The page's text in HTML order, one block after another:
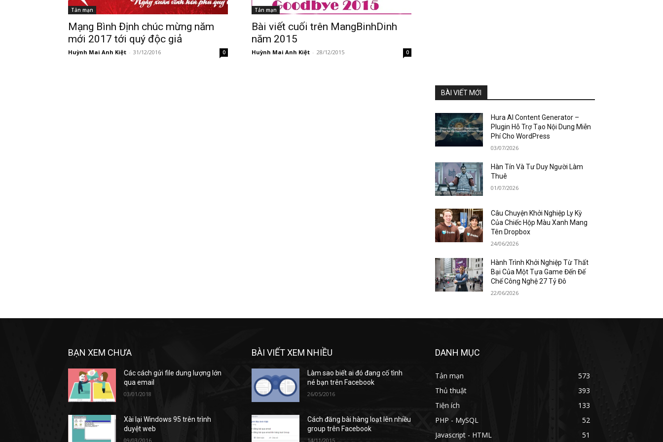
Tản mạn
Mạng Bình Định chúc mừng năm
mới 2017 tới quý độc giả
Huỳnh Mai Anh Kiệt - 31/12/2016 0
Tản mạn
Bài viết cuối trên MangBinhDinh
năm 2015
Huỳnh Mai Anh Kiệt - 28/12/2015 0
BÀI VIẾT MỚI
Hura AI Content Generator –
Plugin Hỗ Trợ Tạo Nội Dung Miễn
Phí Cho WordPress
03/07/2026
Hàn Tín Và Tư Duy Người Làm
Thuê
01/07/2026
Câu Chuyện Khởi Nghiệp Ly Kỳ
Của Chiếc Hộp Màu Xanh Mang
Tên Dropbox
24/06/2026
Hành Trình Khởi Nghiệp Từ Thất
Bại Của Một Tựa Game Đến Đế
Chế Công Nghệ 27 Tỷ Đô
22/06/2026
BẠN XEM CHƯA
Các cách gửi file dung lượng lớn
qua email
03/01/2018
Xài lại Windows 95 trên trình
duyệt web
09/03/2016
BÀI VIẾT XEM NHIỀU
Làm sao biết ai đó đang cố tình
né bạn trên Facebook
26/05/2016
Cách đăng bài hàng loạt lên nhiều
group trên Facebook
14/11/2015
DANH MỤC
Tản mạn
573
Thủ thuật
393
Tiện ích
133
PHP - MySQL
52
Javascript - HTML
51